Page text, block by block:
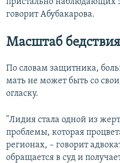
пристально наблюдающих
говорит Абубакарова.
Масштаб бедствия
По словам защитника,
мать не может быть со
огласку.
"Лидия стала одной из
проблемы, которая
регионах, – говорит
обращается в суд и